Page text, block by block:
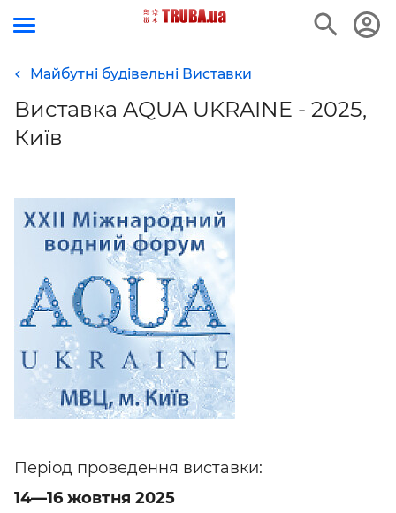
Майбутні будівельні Виставки
Виставка AQUA UKRAINE - 2025,
Київ
Період проведення виставки:
14—16 жовтня 2025